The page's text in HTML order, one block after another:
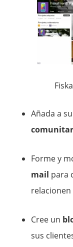
Añada a
Forme y
mail para
Cree un
sus